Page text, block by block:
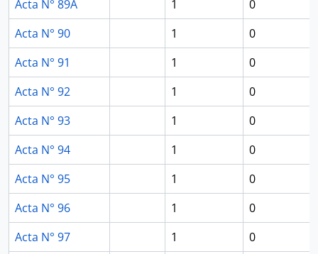
Acta N° 89A
1
0
Acta N° 90
1
0
Acta N° 91
1
0
Acta N° 92
1
0
Acta N° 93
1
0
Acta N° 94
1
0
Acta N° 95
1
0
Acta N° 96
1
0
Acta N° 97
1
0